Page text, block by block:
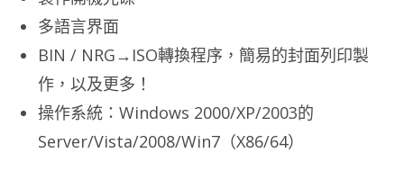
多語言界面
BIN / NRG→ISO轉換程序，簡易的封面列印製
作，以及更多！
操作系統：Windows 2000/XP/2003的
Server/Vista/2008/Win7（X86/64）